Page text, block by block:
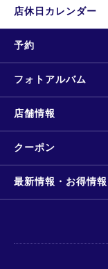
店休日カレンダー
予約
フォトアルバム
店舗情報
クーポン
最新情報・お得情報